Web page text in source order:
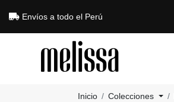
Envíos a todo el Perú
Inicio Colecciones